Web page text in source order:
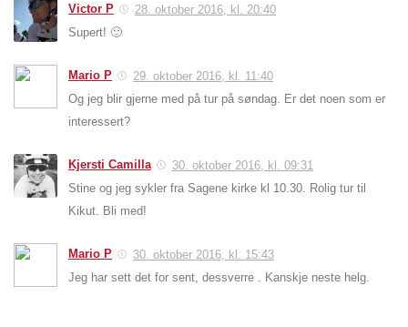
Victor P
28. oktober 2016, kl. 20:40
Supert! 🙂
Mario P
29. oktober 2016, kl. 11:40
Og jeg blir gjerne med på tur på søndag. Er det noen som er
interessert?
Kjersti Camilla
30. oktober 2016, kl. 09:31
Stine og jeg sykler fra Sagene kirke kl 10.30. Rolig tur til
Kikut. Bli med!
Mario P
30. oktober 2016, kl. 15:43
Jeg har sett det for sent, dessverre . Kanskje neste helg.